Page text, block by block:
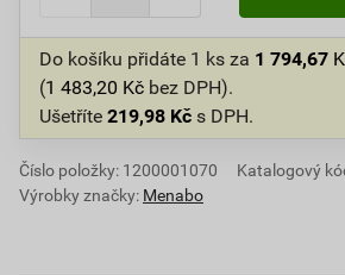
Do košíku přidáte 1 ks za 1 794,67
(1 483,20 Kč bez DPH).
Ušetříte 219,98 Kč s DPH.
Číslo položky: 1200001070
Katalogový
Výrobky značky: Menabo